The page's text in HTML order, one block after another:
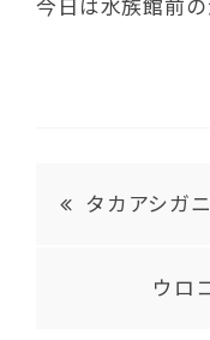
タカアシガ
ウロ